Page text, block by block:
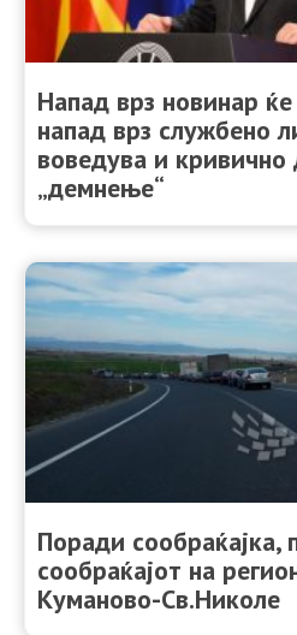
Напад врз новинар
напад врз службено
воведува и кривично
„демнење“
Поради сообраќајка,
сообраќајот на
Куманово-Св.Николе